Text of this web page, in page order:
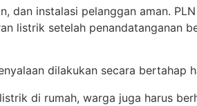
instalasi pelanggan aman.
listrik setelah penandatanganan
dilakukan secara bertahap
di rumah, warga juga harus